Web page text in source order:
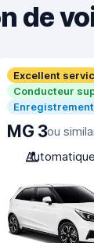
de
Excellent
Conducteur
MG 3ou
Automatique